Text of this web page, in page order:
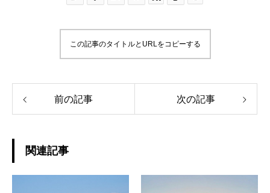
この記事のタイトルとURLをコピーする
前の記事 次の記事
関連記事